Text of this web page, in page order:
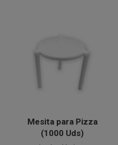
Mesita para Pizza
(1000 Uds)